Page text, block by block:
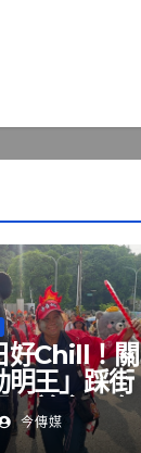
好Chill！關
明王」踩街
美食一次
今傳媒